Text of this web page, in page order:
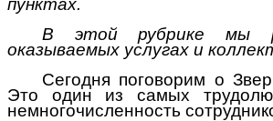
пунктах.
В этой рубрике мы
оказываемых услугах и
Сегодня поговорим о
Это один из самых
немногочисленность